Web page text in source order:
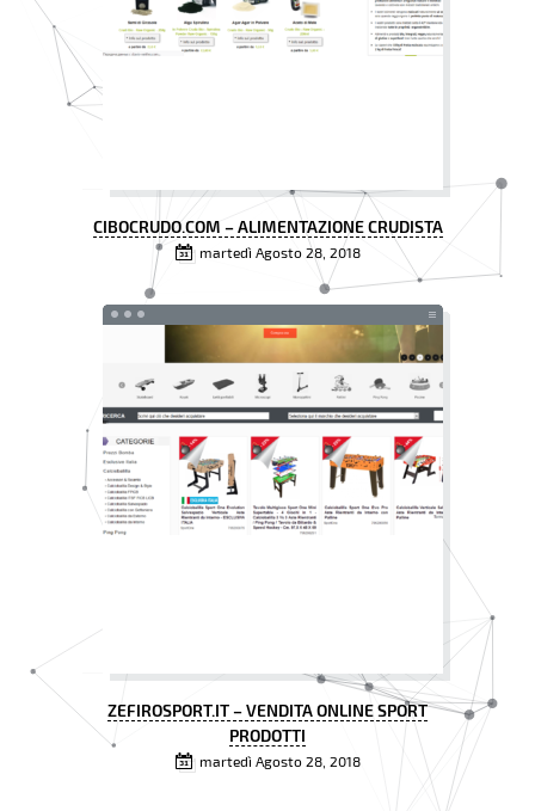
CIBOCRUDO.COM – ALIMENTAZIONE CRUDISTA
martedì Agosto 28, 2018
ZEFIROSPORT.IT – VENDITA ONLINE SPORT
PRODOTTI
martedì Agosto 28, 2018